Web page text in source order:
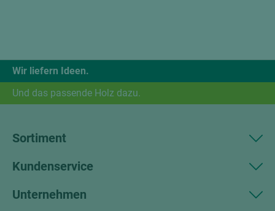
Wir liefern Ideen.
Und das passende Holz dazu.
Sortiment
Kundenservice
Unternehmen